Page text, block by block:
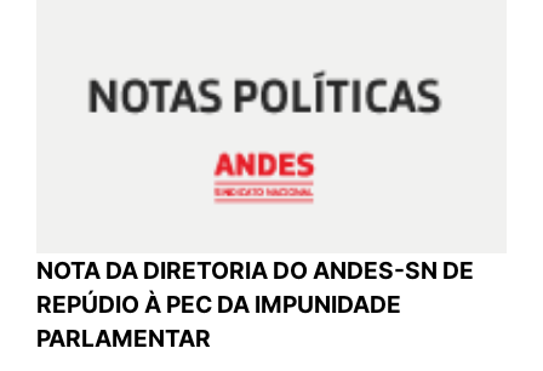
NOTA DA DIRETORIA DO ANDES-SN DE
REPÚDIO À PEC DA IMPUNIDADE
PARLAMENTAR